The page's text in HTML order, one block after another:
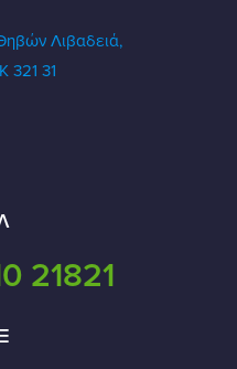
Λιβαδειά,
321 31
21821